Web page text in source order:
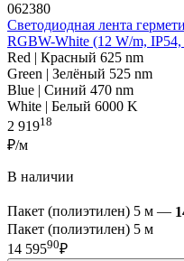
062380
Светодиодная лента
RGBW-White (12 W/m,
Red | Красный 625 nm
Green | Зелёный 525 nm
Blue | Синий 470 nm
White | Белый 6000 K
2 91918
₽/м
В наличии
Пакет (полиэтилен) 5 м —
Пакет (полиэтилен) 5 м
14 59590₽